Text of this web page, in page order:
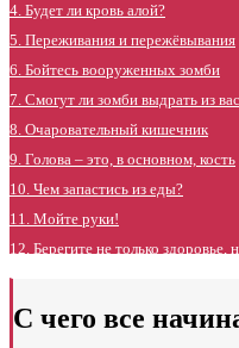
4. Будет ли кровь алой?
5. Переживания и пережёвывания
6. Бойтесь вооруженных зомби
7. Смогут ли зомби выдрать из
8. Очаровательный кишечник
9. Голова – это, в основном, кость
10. Чем запастись из еды?
11. Мойте руки!
12. Берегите не только здоровье,
С чего все